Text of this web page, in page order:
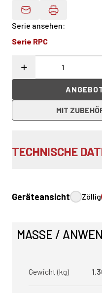
Produktdaten Per E-
Serie ansehen:
Serie RPC
MIT
TECHNISCHE
Geräteansicht Zöllig
MASSE /
Gewicht (kg)